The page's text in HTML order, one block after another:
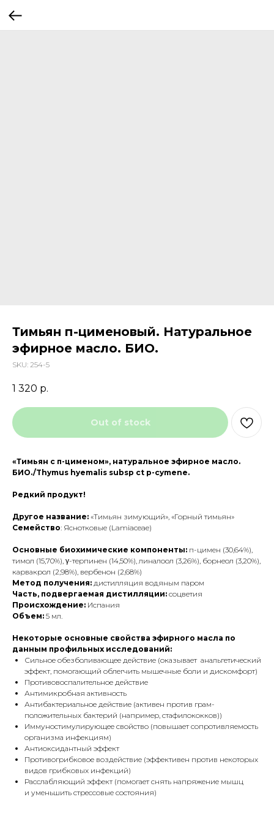
Тимьян п-цименовый. Натуральное
эфирное масло. БИО.
SKU: 254-5
1 320 р.
Out of stock
«Тимьян с п-цименом», натуральное эфирное масло.
БИО./Thymus hyemalis subsp ct p-cymene.
Редкий продукт!
Другое название: «Тимьян зимующий», «Горный тимьян»
Семейство: Яснотковые (Lamiaceae)
Основные биохимические компоненты: п-цимен (30,64%),
тимол (15,70%), γ-терпинен (14,50%), линалоол (3,26%), борнеол (3,20%),
карвакрол (2,98%), вербенон (2,68%)
Метод получения: дистилляция водяным паром
Часть, подвергаемая дистилляции: соцветия
Происхождение: Испания
Объем: 5 мл.
Некоторые основные свойства эфирного масла по
данным профильных исследований:
Сильное обезболивающее действие (оказывает анальгетический
эффект, помогающий облегчить мышечные боли и дискомфорт)
Противовоспалительное действие
Антимикробная активность
Антибактериальное действие (активен против грам-
положительных бактерий (например, стафилококков))
Иммуностимулирующее свойство (повышает сопротивляемость
организма инфекциям)
Антиоксидантный эффект
Противогрибковое воздействие (эффективен против некоторых
видов грибковых инфекций)
Расслабляющий эффект (помогает снять напряжение мышц
и уменьшить стрессовые состояния)